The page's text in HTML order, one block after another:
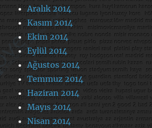
Aralık 2014
Kasım 2014
Ekim 2014
Eylül 2014
Ağustos 2014
Temmuz 2014
Haziran 2014
Mayıs 2014
Nisan 2014